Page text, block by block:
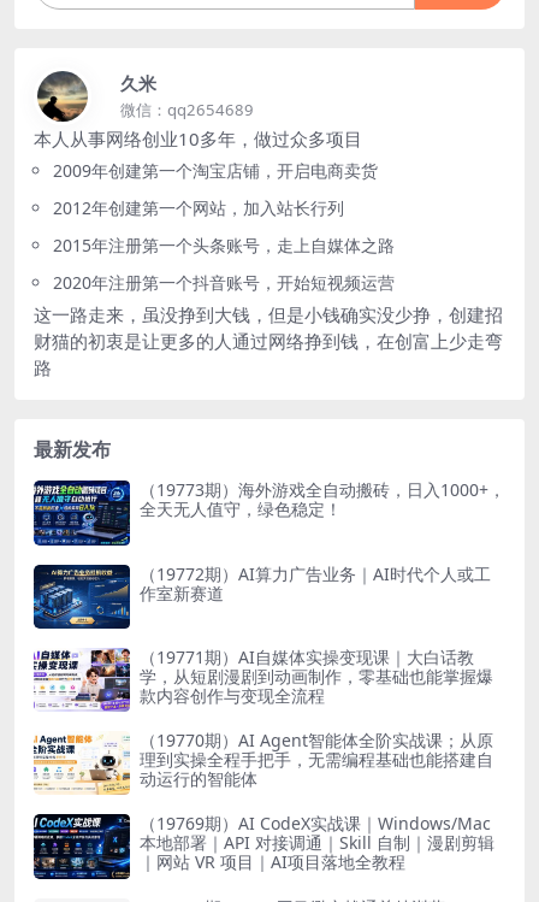
久米
微信：qq2654689
本人从事网络创业10多年，做过众多项目
2009年创建第一个淘宝店铺，开启电商卖货
2012年创建第一个网站，加入站长行列
2015年注册第一个头条账号，走上自媒体之路
2020年注册第一个抖音账号，开始短视频运营
这一路走来，虽没挣到大钱，但是小钱确实没少挣，创建招
财猫的初衷是让更多的人通过网络挣到钱，在创富上少走弯
路
最新发布
（19773期）海外游戏全自动搬砖，日入1000+，
全天无人值守，绿色稳定！
（19772期）AI算力广告业务｜AI时代个人或工
作室新赛道
（19771期）AI自媒体实操变现课｜大白话教
学，从短剧漫剧到动画制作，零基础也能掌握爆
款内容创作与变现全流程
（19770期）AI Agent智能体全阶实战课；从原
理到实操全程手把手，无需编程基础也能搭建自
动运行的智能体
（19769期）AI CodeX实战课｜Windows/Mac
本地部署｜API 对接调通｜Skill 自制｜漫剧剪辑
｜网站 VR 项目｜AI项目落地全教程